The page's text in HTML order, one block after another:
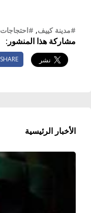
#مدينة كييف, #احتجاجات
مشاركة هذا المنشور:
SHARE
الأخبار الرئيسية